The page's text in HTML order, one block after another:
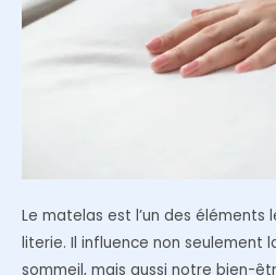
?
Le matelas est l’un des éléments
literie. Il influence non seulement
sommeil, mais aussi notre bien-